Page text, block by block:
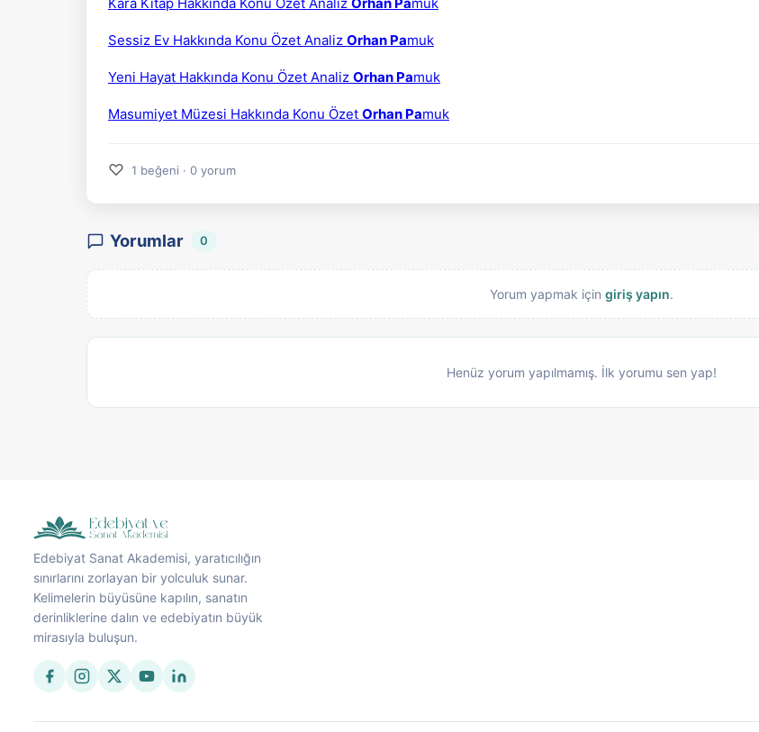
Sessiz Ev Hakkında Konu Özet Analiz Orhan Pamuk
Yeni Hayat Hakkında Konu Özet Analiz Orhan Pamuk
Masumiyet Müzesi Hakkında Konu Özet Orhan Pamuk
♡ 1 beğeni · 0 yorum
Yorumlar 0
Yorum yapmak için giriş yapın.
Henüz yorum yapılmamış. İlk yorumu sen yap!
Edebiyat Sanat Akademisi, yaratıcılığın
sınırlarını zorlayan bir yolculuk sunar.
Kelimelerin büyüsüne kapılın, sanatın
derinliklerine dalın ve edebiyatın büyük
mirasıyla buluşun.